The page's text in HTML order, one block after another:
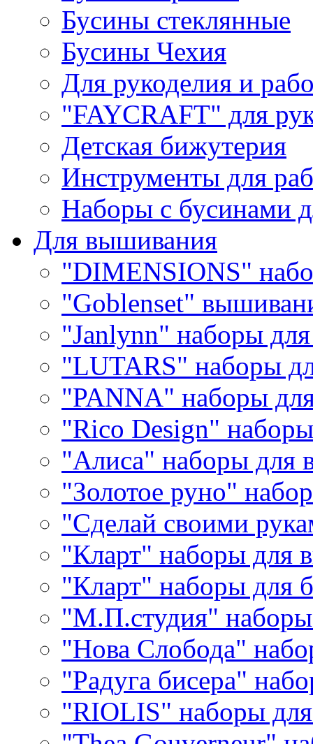
Бусины стеклянные
Бусины Чехия
Для рукоделия и
"FAYCRAFT" для
Детская бижутерия
Инструменты для
Наборы с бусинами
Для вышивания
"DIMENSIONS"
"Goblenset"
"Janlynn" наборы
"LUTARS" наборы
"PANNA" наборы
"Rico Design"
"Алиса" наборы для
"Золотое руно"
"Сделай своими
"Кларт" наборы для
"Кларт" наборы для
"М.П.студия"
"Нова Слобода"
"Радуга бисера"
"RIOLIS" наборы